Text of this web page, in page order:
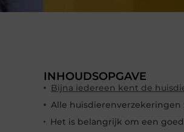
INHOUDSOPGAVE